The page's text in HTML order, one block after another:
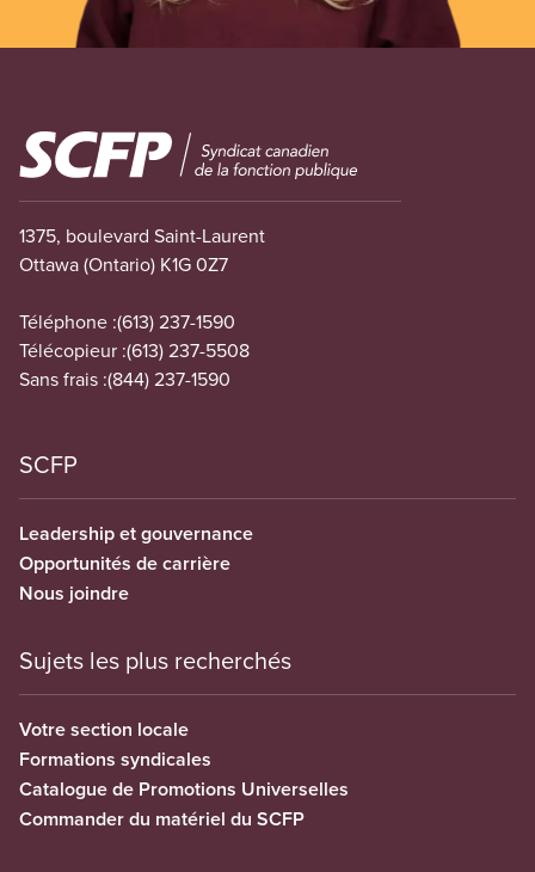
Image
1375, boulevard Saint-Laurent
Ottawa (Ontario) K1G 0Z7
Téléphone :(613) 237-1590
Télécopieur :(613) 237-5508
Sans frais :(844) 237-1590
SCFP
Leadership et gouvernance
Opportunités de carrière
Nous joindre
Sujets les plus recherchés
Votre section locale
Formations syndicales
Catalogue de Promotions Universelles
Commander du matériel du SCFP